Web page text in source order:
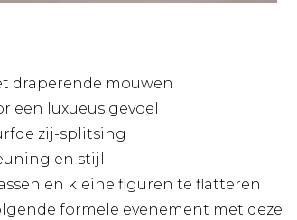
draperende mouwen
een luxueus gevoel
zij-splitsing
en stijl
en kleine figuren te flatteren
formele evenement met deze